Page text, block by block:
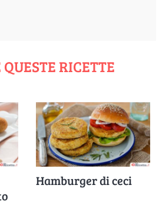
RICETTE
Hamburger di ceci